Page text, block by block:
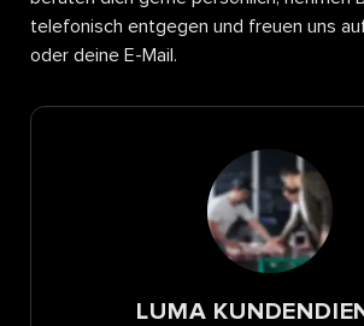
telefonisch entgegen und freuen uns
oder deine E-Mail.
LUMA